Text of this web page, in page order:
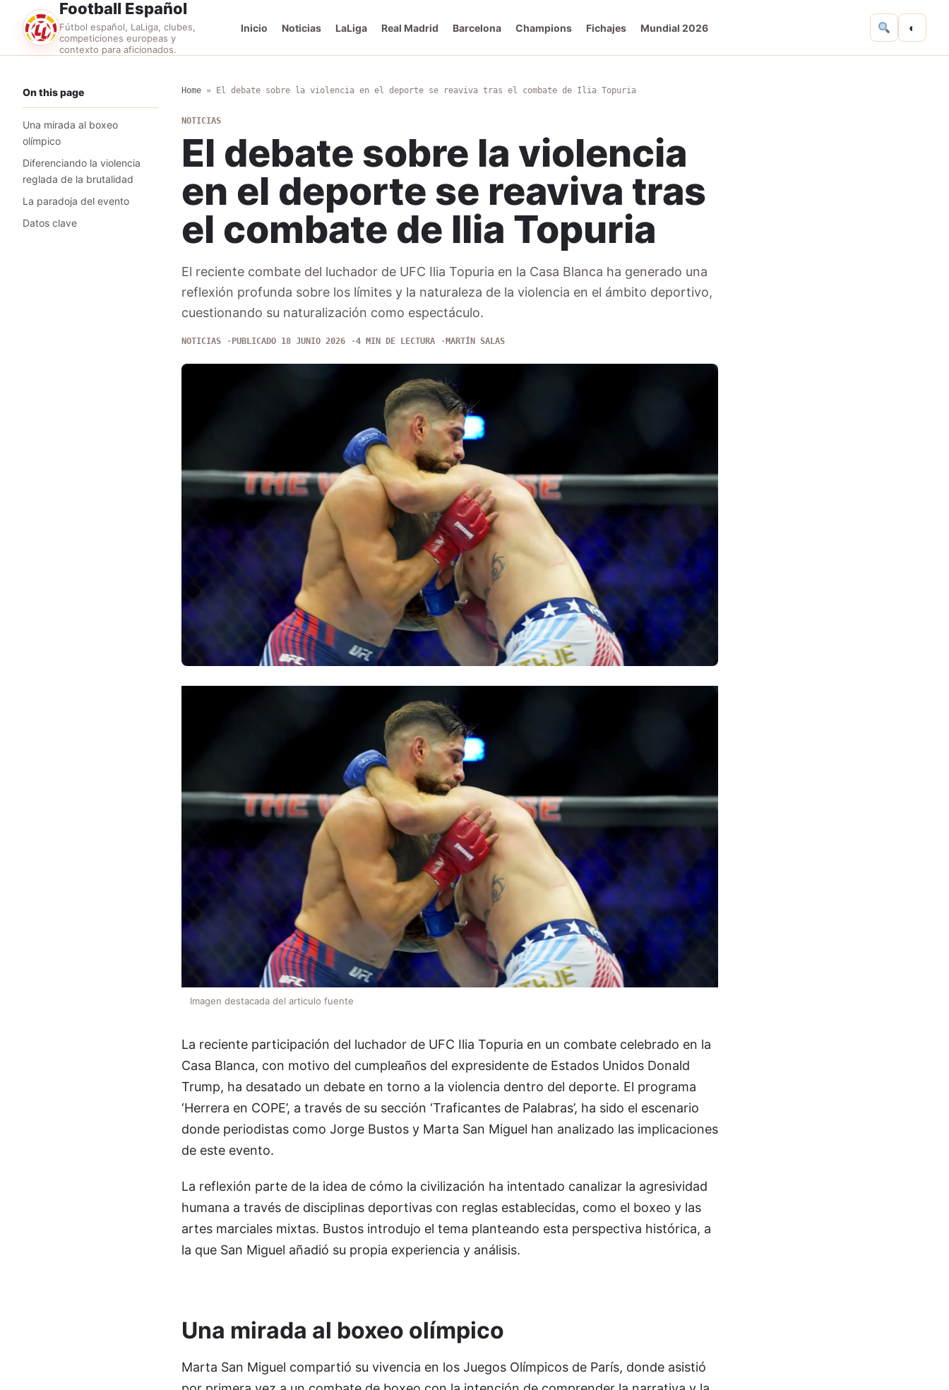
Football Español
Fútbol español, LaLiga, clubes,
competiciones europeas y
contexto para aficionados.
Inicio Noticias LaLiga Real Madrid Barcelona Champions Fichajes Mundial 2026 ◐
On this page
Una mirada al boxeo
olímpico
Diferenciando la violencia
reglada de la brutalidad
La paradoja del evento
Datos clave
Home» El debate sobre la violencia en el deporte se reaviva tras el combate de Ilia Topuria
NOTICIAS
El debate sobre la violencia
en el deporte se reaviva tras
el combate de Ilia Topuria
El reciente combate del luchador de UFC Ilia Topuria en la Casa Blanca ha generado una
reflexión profunda sobre los límites y la naturaleza de la violencia en el ámbito deportivo,
cuestionando su naturalización como espectáculo.
NOTICIAS PUBLICADO 18 JUNIO 2026 4 MIN DE LECTURA MARTÍN SALAS
Imagen destacada del articulo fuente
La reciente participación del luchador de UFC Ilia Topuria en un combate celebrado en la
Casa Blanca, con motivo del cumpleaños del expresidente de Estados Unidos Donald
Trump, ha desatado un debate en torno a la violencia dentro del deporte. El programa
‘Herrera en COPE’, a través de su sección ‘Traficantes de Palabras’, ha sido el escenario
donde periodistas como Jorge Bustos y Marta San Miguel han analizado las implicaciones
de este evento.
La reflexión parte de la idea de cómo la civilización ha intentado canalizar la agresividad
humana a través de disciplinas deportivas con reglas establecidas, como el boxeo y las
artes marciales mixtas. Bustos introdujo el tema planteando esta perspectiva histórica, a
la que San Miguel añadió su propia experiencia y análisis.
Una mirada al boxeo olímpico
Marta San Miguel compartió su vivencia en los Juegos Olímpicos de París, donde asistió